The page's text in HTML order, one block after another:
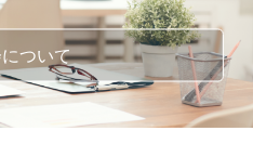
ついて